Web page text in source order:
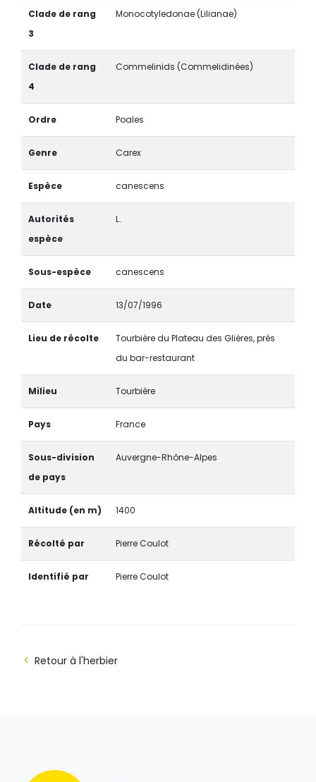
Clade de rang
3
Monocotyledonae (Lilianae)
Clade de rang
4
Commelinids (Commelidinées)
Ordre Poales
Genre Carex
Espèce canescens
Autorités
espèce
L.
Sous-espèce canescens
Date 13/07/1996
Lieu de récolte
Tourbière du Plateau des Glières, près
du bar-restaurant
Milieu Tourbière
Pays France
Sous-division
de pays
Auvergne-Rhône-Alpes
Altitude (en m) 1400
Récolté par Pierre Coulot
Identifié par Pierre Coulot
Retour à l'herbier